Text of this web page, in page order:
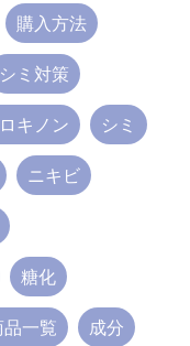
購入方法
シミ対策
キノン シミ
ニキビ
糖化
品一覧 成分